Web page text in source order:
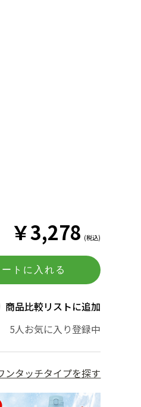
￥3,278 (税込)
ートに入れる
商品比較リストに追加
5人お気に入り登録中
ンタッチタイプを探す